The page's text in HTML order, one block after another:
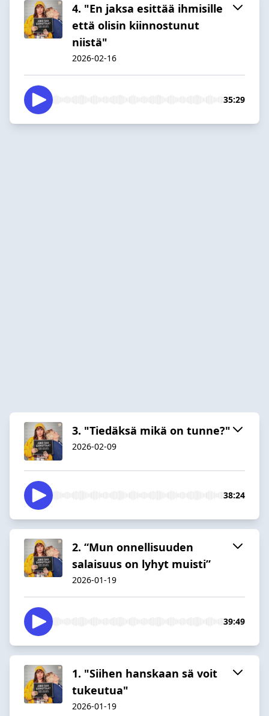
4. "En jaksa esittää ihmisille
että olisin kiinnostunut
niistä"
2026-02-16
35:29
3. "Tiedäksä mikä on tunne?"
2026-02-09
38:24
2. “Mun onnellisuuden
salaisuus on lyhyt muisti”
2026-01-19
39:49
1. "Siihen hanskaan sä voit
tukeutua"
2026-01-19